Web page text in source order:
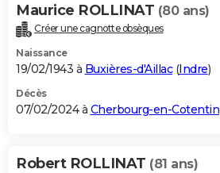
Bricolage
Lifestyle
Culture
Sport
Auto
Television
Voyage
Cinema
Maurice ROLLINAT (80 ans)
Créer une cagnotte obsèques
Naissance
19/02/1943 à Buxières-d'Aillac(Indre)
Décès
07/02/2024 à Cherbourg-en-Cotentin
Robert ROLLINAT (81 ans)